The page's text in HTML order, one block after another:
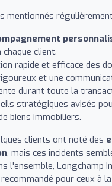
mentionnés
client.
rapide et efficace des
et une
durant toute la
stratégiques avisés
biens immobiliers.
clients ont noté des
, mais ces incidents
l'ensemble, Longchamp
pour ceux à